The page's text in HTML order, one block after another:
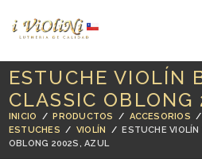
ESTUCHE VIOLÍN
CLASSIC
INICIO /PRODUCTOS / ACCESORIOS /
ESTUCHES / VIOLÍN /ESTUCHE
OBLONG 2002S, AZUL